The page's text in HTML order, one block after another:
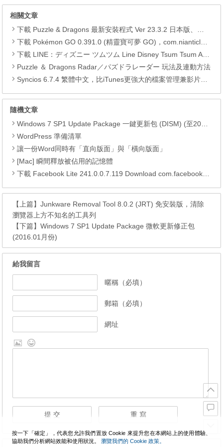
相關文章
下載 Puzzle & Dragons 最新安裝程式 Ver 23.3.2 日本版、港台版… (PAD Radar) (.apk) (.xapk)
下載 Pokémon GO 0.391.0 (精靈寶可夢 GO)，com.nianticlabs.pokemongo (.apk) (.xapk)
下載 LINE：ディズニー ツムツム Line Disney Tsum Tsum APK
Puzzle ＆ Dragons Radar／パズドラレーダー 玩法及連動方法
Syncios 6.7.4 繁體中文，比iTunes更強大的檔案管理兼影片轉檔工具
隨機文章
Windows 7 SP1 Update Package 一鍵更新包 (DISM) (至2017.08)
WordPress 準備清單
讓一份Word同時有「直向版面」與「橫向版面」
[Mac] 瞬間釋放被佔用的記憶體
下載 Facebook Lite 241.0.0.7.119 Download com.facebook.lite APK
【上篇】Junkware Removal Tool 8.0.2 (JRT) 免安裝版，清除
瀏覽器上方不知名的工具列
【下篇】Windows 7 SP1 Update Package 微軟更新修正包
(2016.01月份)
給我留言
暱稱（必填）
郵箱（必填）
網址
按一下「確定」，代表您允許我們置放 Cookie 來提升您在本網站上的使用體驗、
協助我們分析網站效能和使用狀況。 瀏覽我們的 Cookie 政策。